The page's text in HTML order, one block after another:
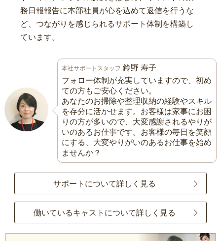
務日報報告に本部社員が心を込めて返信を行うな
ど、つながりを感じられるサポート体制を構築し
ています。
本社サポートスタッフ 鈴野 寿子
フォロー体制が充実していますので、初め
ての方もご安心ください。
あなたのお掃除や整理収納の経験やスキル
を存分に活かせます。お客様は家事にお困
りの方が多いので、大変感謝されるやりが
いのあるお仕事です。お客様の毎日を笑顔
にする、大変やりがいのあるお仕事を始め
ませんか？
サポートについて詳しく見る
働いているキャストについて詳しく見る